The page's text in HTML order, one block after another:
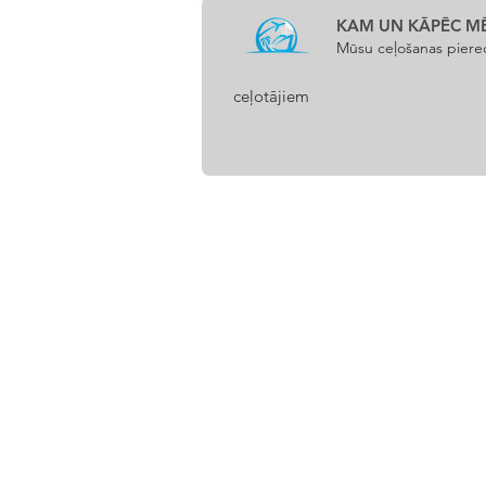
•Wi-fi: bezmaksas
•Vasaras terase
KAM UN KĀPĒC
Mūsu ceļošanas
ceļotājiem